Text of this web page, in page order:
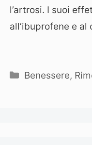
l’artrosi. I suoi
all’ibuprofene e al
Categorie
Benessere,